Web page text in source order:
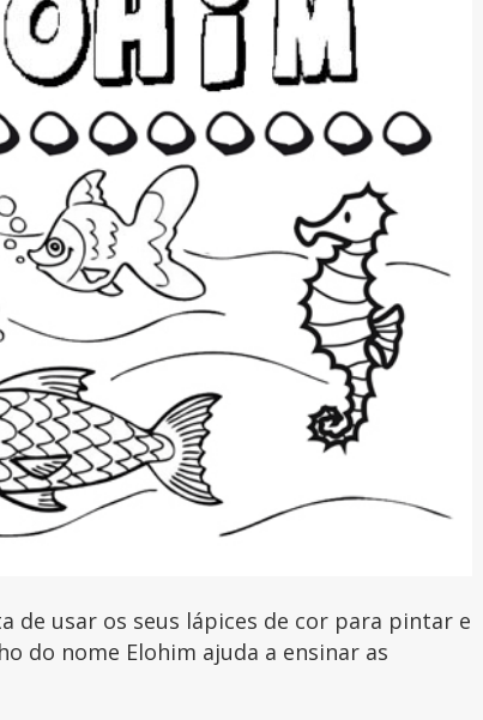
de usar os seus lápices de cor para pintar e
do nome Elohim ajuda a ensinar as